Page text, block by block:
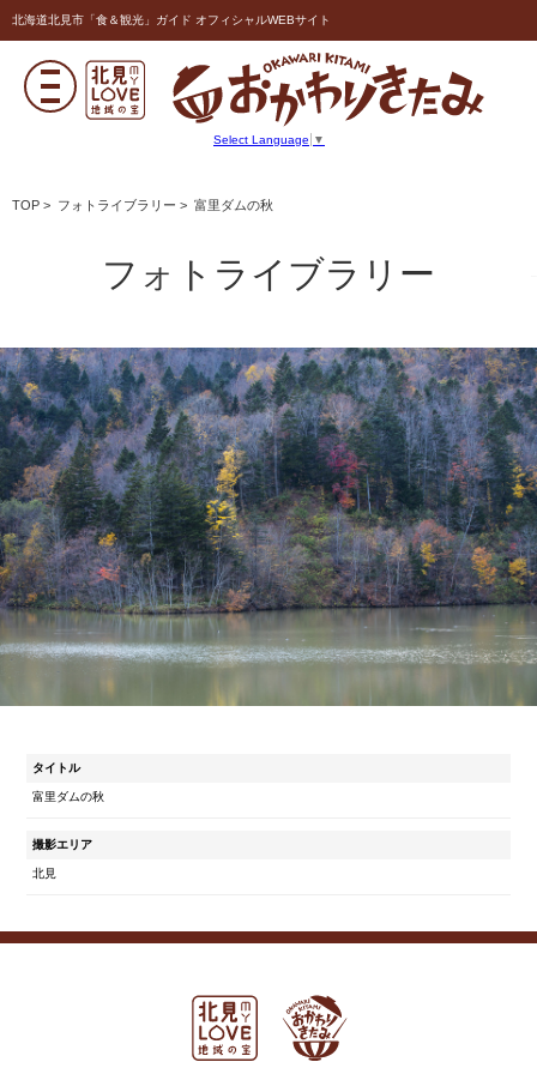
北海道北見市「食＆観光」ガイド オフィシャルWEBサイト
Select Language ▼
TOP > フォトライブラリー > 富里ダムの秋
フォトライブラリー
タイトル
富里ダムの秋
撮影エリア
北見